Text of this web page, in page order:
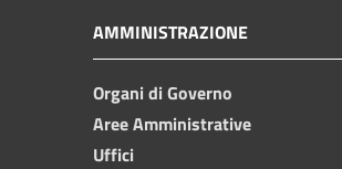
AMMINISTRAZIONE
Organi di Governo
Aree Amministrative
Uffici